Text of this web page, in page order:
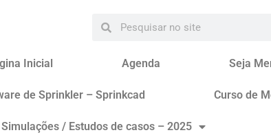
Inicial Agenda Seja
de Sprinkler – Sprinkcad Curso de
Simulações / Estudos de casos – 2025